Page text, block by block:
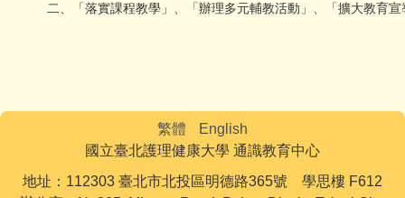
二、「落實課程教學」、「辦理多元輔教活動」、「擴大教育
繁體
English
國立臺北護理健康大學 通識教育中心
地址：112303 臺北市北投區明德路365號 學思樓 F612